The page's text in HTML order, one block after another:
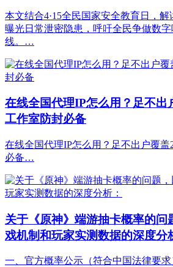
本文结合4·15全民国家安全教育日，解
曝光日常泄密隐患，呼吁全民争做数
线。…
在线全国代理IP怎么用？足不出
工作室防封必备
在线全国代理IP怎么用？足不出户覆盖
必备…
关于《原神》端游抽卡概率的问
戏机制和玩家实测数据的深度分
一、官方概率公示（符合中国法律要